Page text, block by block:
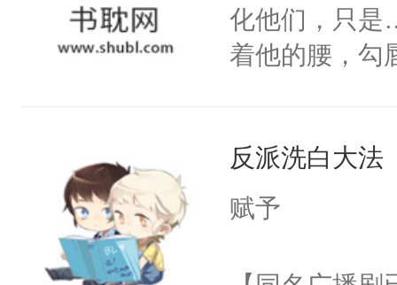
化他们，只是
着他的腰，勾
来，给老公亲
用力——为你
反派洗白大法
赋予